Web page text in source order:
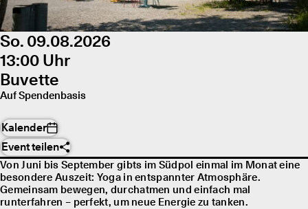
So. 09.08.2026
13:00 Uhr
Buvette
Auf Spendenbasis
Kalender
Event teilen
Von Juni bis September gibts im Südpol einmal im Monat eine
besondere Auszeit: Yoga in entspannter Atmosphäre.
Gemeinsam bewegen, durchatmen und einfach mal
runterfahren – perfekt, um neue Energie zu tanken.